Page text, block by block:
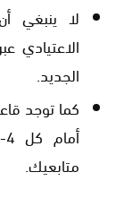
لا ينبغي
الاعتيادي
الجديد.
كما توجد
متابعيك.